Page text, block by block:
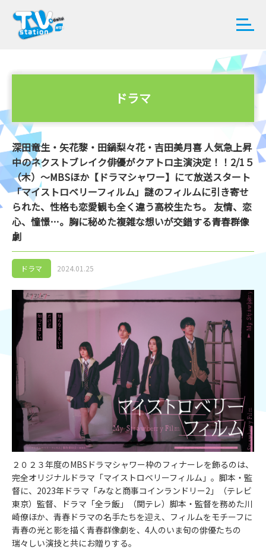
ドラマ
深田竜生・矢花黎・田鍋梨々花・吉田美月喜 人気急上昇
中のネクストブレイク俳優がクアトロ主演決定！！2/1５
（木）～MBSほか【ドラマシャワー】にて放送スタート
「マイストロベリーフィルム」謎のフィルムに引き寄せ
られた、性格も恋愛観も全く違う高校生たち。 友情、恋
心、憧憬…。胸に秘めた複雑な想いが交錯する青春群像
劇
ドラマ 2024.01.25
２０２３年度のMBSドラマシャワー枠のフィナーレを飾るのは、
完全オリジナルドラマ「マイストロベリーフィルム」。脚本・監
督に、2023年ドラマ「みなと商事コインランドリー2」（テレビ
東京）監督、ドラマ「全ラ飯」（関テレ）脚本・監督を務めた川
崎僚ほか、青春ドラマの名手たちを迎え、フィルムをモチーフに
青春の光と影を描く青春群像劇を、4人のいま旬の俳優たちの
瑞々しい演技と共にお贈りする。